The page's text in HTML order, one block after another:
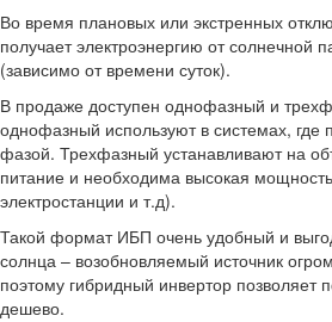
Во время плановых или экстренных
получает электроэнергию от солнечной
(зависимо от времени суток).
В продаже доступен однофазный и
однофазный используют в системах, где
фазой. Трехфазный устанавливают на
питание и необходима высокая
электростанции и т.д).
Такой формат ИБП очень удобный и
солнца – возобновляемый источник
поэтому гибридный инвертор позволяет
дешево.